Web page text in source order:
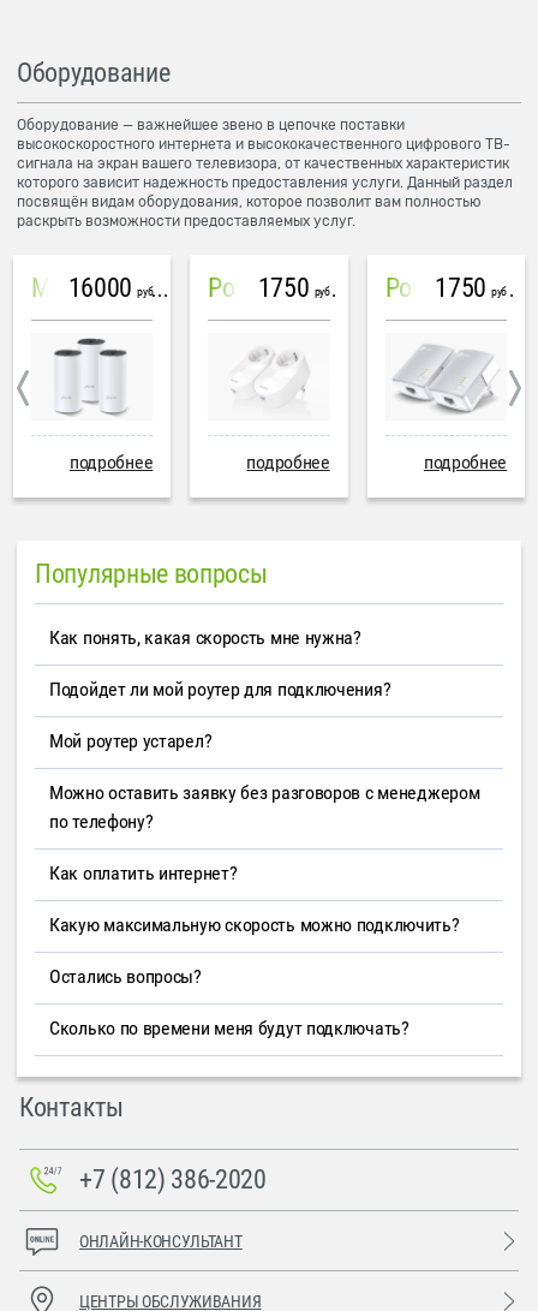
Оборудование
Оборудование — важнейшее звено в цепочке поставки
высокоскоростного интернета и высококачественного цифрового ТВ-
сигнала на экран вашего телевизора, от качественных характеристик
которого зависит надежность предоставления услуги. Данный раздел
посвящён видам оборудования, которое позволит вам полностью
раскрыть возможности предоставляемых услуг.
Mesh система TP-Link Deco M4 (3 устройства)
16000 руб
подробнее
PowerLine Tenda PH6
1750 руб
подробнее
PowerLine TP-Link AV600
1750 руб
подробнее
Популярные вопросы
Как понять, какая скорость мне нужна?
Подойдет ли мой роутер для подключения?
Мой роутер устарел?
Можно оставить заявку без разговоров с менеджером
по телефону?
Как оплатить интернет?
Какую максимальную скорость можно подключить?
Остались вопросы?
Сколько по времени меня будут подключать?
Контакты
+7 (812) 386-2020
ОНЛАЙН-КОНСУЛЬТАНТ
ЦЕНТРЫ ОБСЛУЖИВАНИЯ